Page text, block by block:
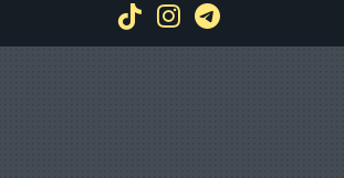
TiktokInstagram